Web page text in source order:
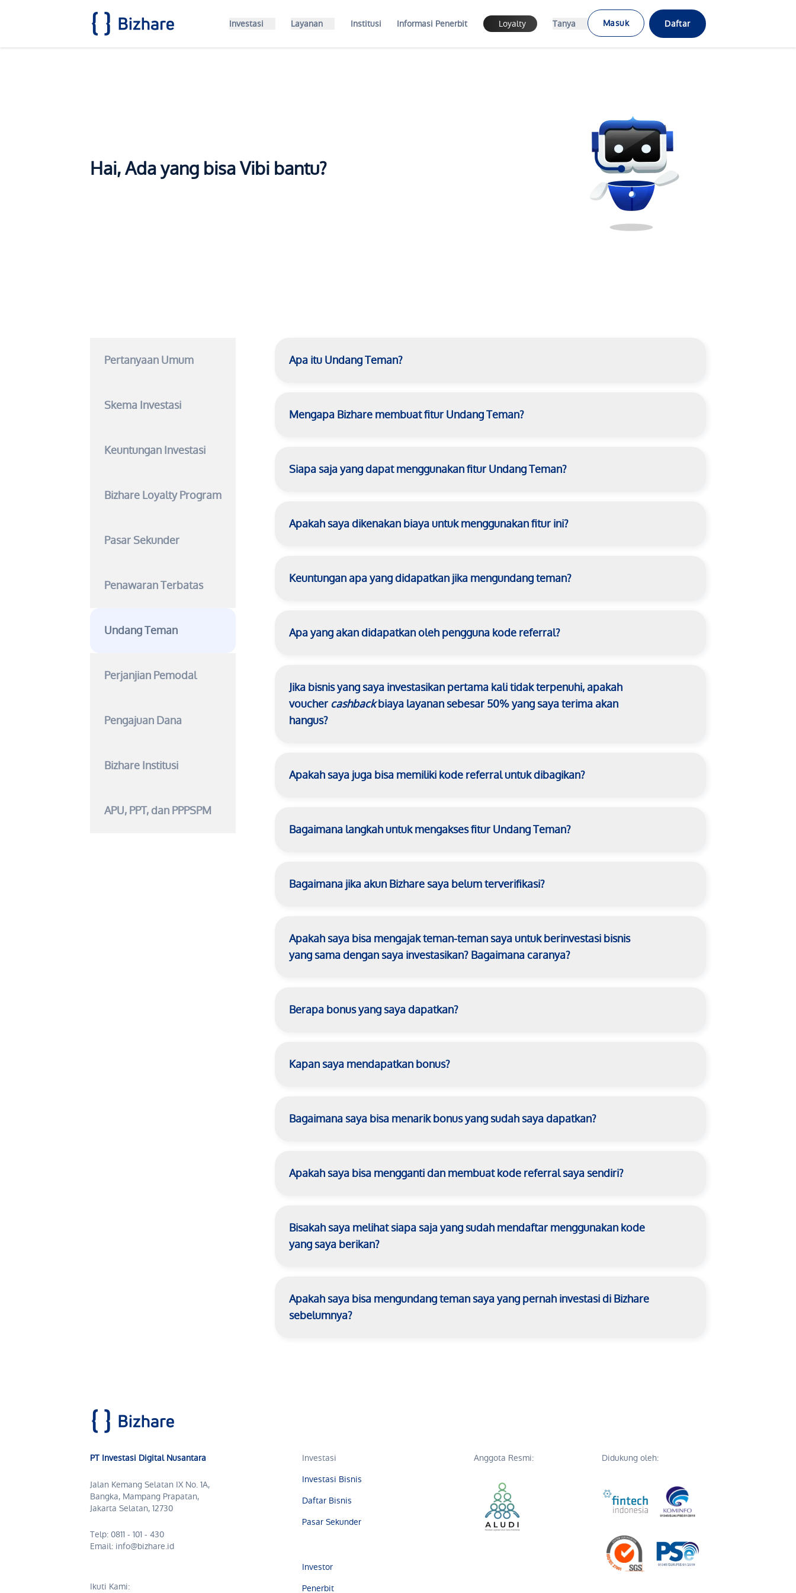
Investasi Layanan Institusi Informasi Penerbit Loyalty Tanya Masuk Daftar
Hai, Ada yang bisa Vibi bantu?
Pertanyaan Umum
Skema Investasi
Keuntungan Investasi
Bizhare Loyalty Program
Pasar Sekunder
Penawaran Terbatas
Undang Teman
Perjanjian Pemodal
Pengajuan Dana
Bizhare Institusi
APU, PPT, dan PPPSPM
Apa itu Undang Teman?
Mengapa Bizhare membuat fitur Undang Teman?
Siapa saja yang dapat menggunakan fitur Undang Teman?
Apakah saya dikenakan biaya untuk menggunakan fitur ini?
Keuntungan apa yang didapatkan jika mengundang teman?
Apa yang akan didapatkan oleh pengguna kode referral?
Jika bisnis yang saya investasikan pertama kali tidak terpenuhi, apakah
voucher cashbackbiaya layanan sebesar 50% yang saya terima akan
hangus?
Apakah saya juga bisa memiliki kode referral untuk dibagikan?
Bagaimana langkah untuk mengakses fitur Undang Teman?
Bagaimana jika akun Bizhare saya belum terverifikasi?
Apakah saya bisa mengajak teman-teman saya untuk berinvestasi bisnis
yang sama dengan saya investasikan? Bagaimana caranya?
Berapa bonus yang saya dapatkan?
Kapan saya mendapatkan bonus?
Bagaimana saya bisa menarik bonus yang sudah saya dapatkan?
Apakah saya bisa mengganti dan membuat kode referral saya sendiri?
Bisakah saya melihat siapa saja yang sudah mendaftar menggunakan kode
yang saya berikan?
Apakah saya bisa mengundang teman saya yang pernah investasi di Bizhare
sebelumnya?
PT Investasi Digital Nusantara
Jalan Kemang Selatan IX No. 1A,
Bangka, Mampang Prapatan,
Jakarta Selatan, 12730
Telp: 0811 - 101 - 430
Email: info@bizhare.id
Ikuti Kami:
Investasi
Investasi Bisnis
Daftar Bisnis
Pasar Sekunder
Investor
Penerbit
Anggota Resmi: Didukung oleh: